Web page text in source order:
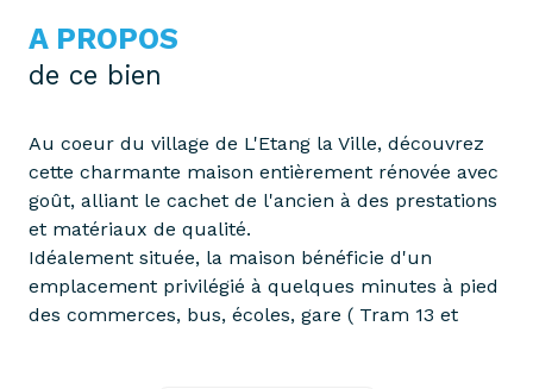
A PROPOS
de ce bien
Au coeur du village de L'Etang la Ville, découvrez
cette charmante maison entièrement rénovée avec
goût, alliant le cachet de l'ancien à des prestations
et matériaux de qualité.
Idéalement située, la maison bénéficie d'un
emplacement privilégié à quelques minutes à pied
des commerces, bus, écoles, gare ( Tram 13 et